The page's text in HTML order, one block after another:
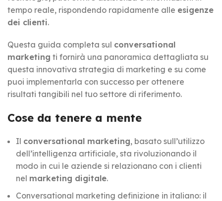
tempo reale, rispondendo rapidamente alle esigenze
dei clienti.
Questa guida completa sul conversational
marketing ti fornirà una panoramica dettagliata su
questa innovativa strategia di marketing e su come
puoi implementarla con successo per ottenere
risultati tangibili nel tuo settore di riferimento.
Cose da tenere a mente
Il conversational marketing, basato sull’utilizzo
dell’intelligenza artificiale, sta rivoluzionando il
modo in cui le aziende si relazionano con i clienti
nel marketing digitale.
Conversational marketing definizione in italiano: il